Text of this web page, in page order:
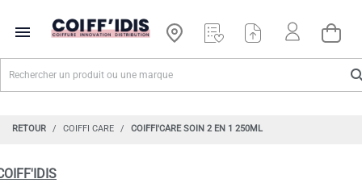

RETOUR COIFFI CARE COIFFI'CARE SOIN 2 EN 1 250ML